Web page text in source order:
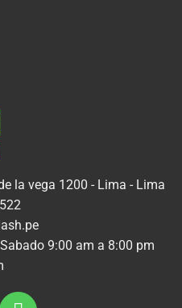
la vega 1200 - Lima - Lima
9:00 am a 8:00 pm